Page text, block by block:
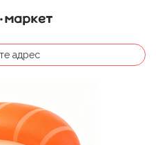
адрес